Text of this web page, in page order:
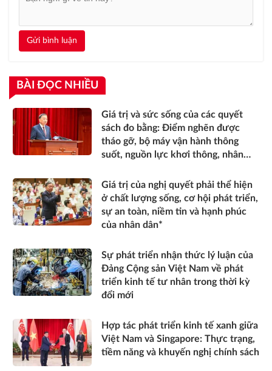
Gửi bình luận
BÀI ĐỌC NHIỀU
Giá trị và sức sống của các quyết
sách đo bằng: Điểm nghẽn được
tháo gỡ, bộ máy vận hành thông
suốt, nguồn lực khơi thông, nhân
hơn*
Giá trị của nghị quyết phải thể hiện
ở chất lượng sống, cơ hội phát triển,
sự an toàn, niềm tin và hạnh phúc
của nhân dân*
Sự phát triển nhận thức lý luận của
Đảng Cộng sản Việt Nam về phát
triển kinh tế tư nhân trong thời kỳ
đổi mới
Hợp tác phát triển kinh tế xanh giữa
Việt Nam và Singapore: Thực trạng,
tiềm năng và khuyến nghị chính sách